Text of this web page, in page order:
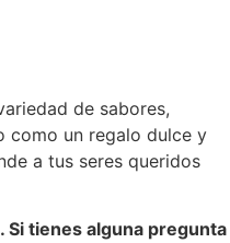
de sabores,
como un regalo dulce y
a tus seres queridos
tienes alguna pregunta